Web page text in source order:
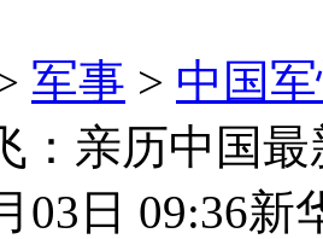
军事 > 中国
：亲历中国
03日 09:36新